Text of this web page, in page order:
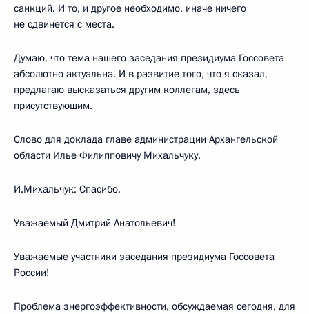
санкций. И то, и другое необходимо, иначе ничего
не сдвинется с места.
Думаю, что тема нашего заседания президиума Госсовета
абсолютно актуальна. И в развитие того, что я сказал,
предлагаю высказаться другим коллегам, здесь
присутствующим.
Слово для доклада главе администрации Архангельской
области Илье Филипповичу Михальчуку.
И.Михальчук: Спасибо.
Уважаемый Дмитрий Анатольевич!
Уважаемые участники заседания президиума Госсовета
России!
Проблема энергоэффективности, обсуждаемая сегодня, для